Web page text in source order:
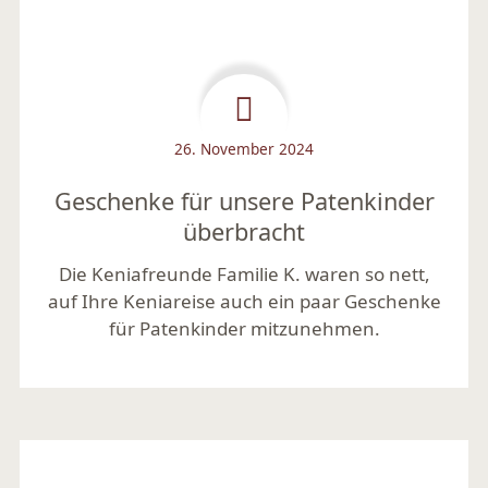
26. November 2024
Geschenke für unsere Patenkinder
überbracht
Die Keniafreunde Familie K. waren so nett,
auf Ihre Keniareise auch ein paar Geschenke
für Patenkinder mitzunehmen.